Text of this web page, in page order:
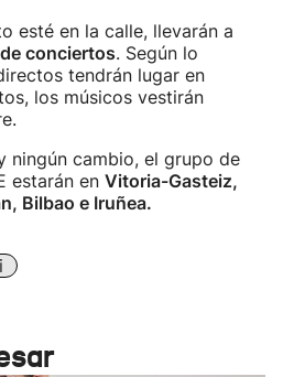
esté en la calle, llevarán a
conciertos. Según lo
tendrán lugar en
los músicos vestirán
ningún cambio, el grupo de
estarán en Vitoria-Gasteiz,
Bilbao e Iruñea.